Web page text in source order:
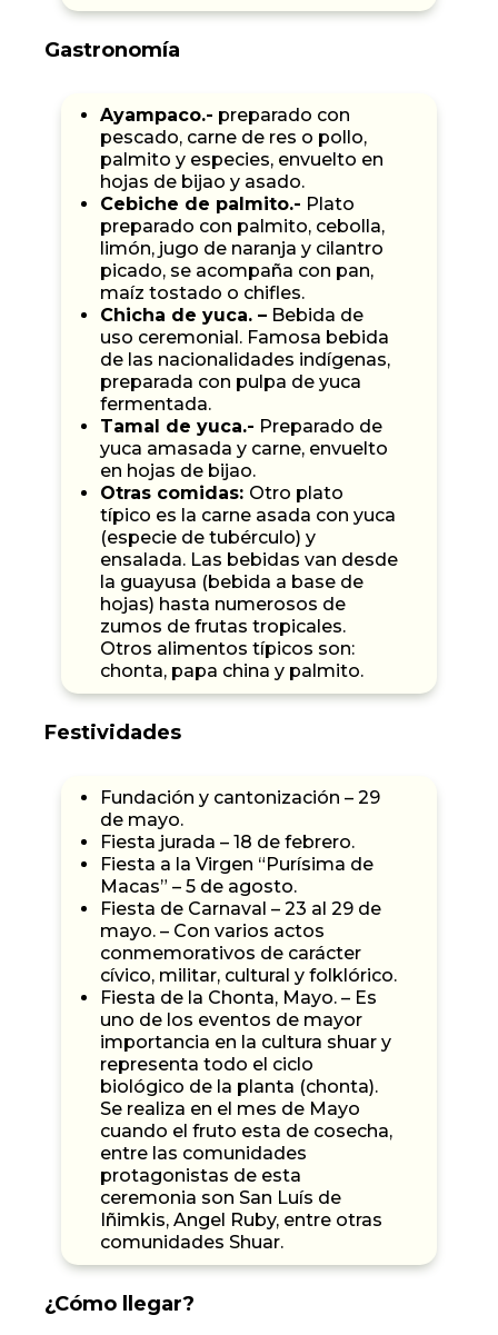
Gastronomía
Ayampaco.- preparado con
pescado, carne de res o pollo,
palmito y especies, envuelto en
hojas de bijao y asado.
Cebiche de palmito.- Plato
preparado con palmito, cebolla,
limón, jugo de naranja y cilantro
picado, se acompaña con pan,
maíz tostado o chifles.
Chicha de yuca. – Bebida de
uso ceremonial. Famosa bebida
de las nacionalidades indígenas,
preparada con pulpa de yuca
fermentada.
Tamal de yuca.- Preparado de
yuca amasada y carne, envuelto
en hojas de bijao.
Otras comidas: Otro plato
típico es la carne asada con yuca
(especie de tubérculo) y
ensalada. Las bebidas van desde
la guayusa (bebida a base de
hojas) hasta numerosos de
zumos de frutas tropicales.
Otros alimentos típicos son:
chonta, papa china y palmito.
Festividades
Fundación y cantonización – 29
de mayo.
Fiesta jurada – 18 de febrero.
Fiesta a la Virgen “Purísima de
Macas” – 5 de agosto.
Fiesta de Carnaval – 23 al 29 de
mayo. – Con varios actos
conmemorativos de carácter
cívico, militar, cultural y folklórico.
Fiesta de la Chonta, Mayo. – Es
uno de los eventos de mayor
importancia en la cultura shuar y
representa todo el ciclo
biológico de la planta (chonta).
Se realiza en el mes de Mayo
cuando el fruto esta de cosecha,
entre las comunidades
protagonistas de esta
ceremonia son San Luís de
Iñimkis, Angel Ruby, entre otras
comunidades Shuar.
¿Cómo llegar?